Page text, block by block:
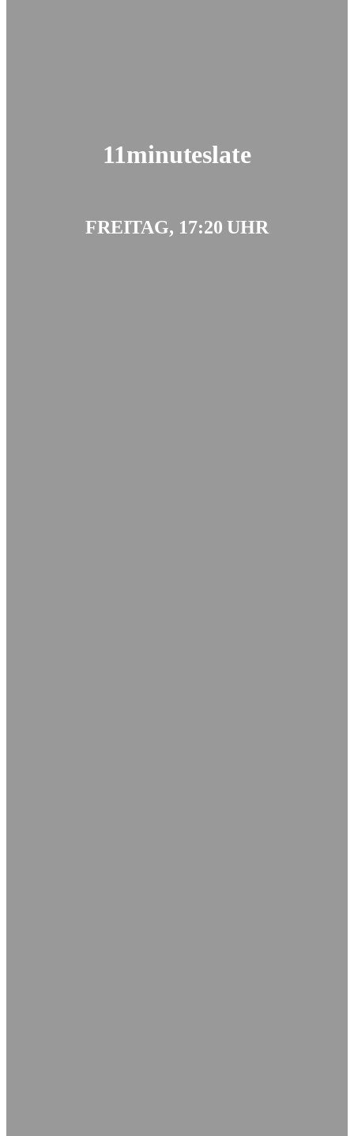
11minuteslate
FREITAG, 17:20 UHR